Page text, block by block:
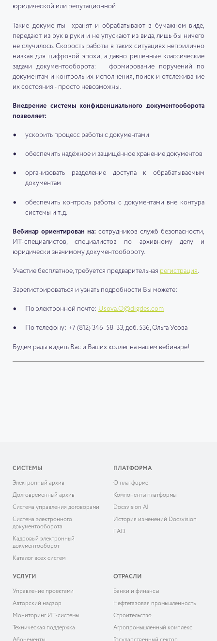
юридической или репутационной.
Такие документы хранят и обрабатывают в бумажном виде,
передают из рук в руки и не упускают из вида, лишь бы ничего
не случилось. Скорость работы в таких ситуациях неприлично
низкая для цифровой эпохи, а давно решенные классические
задачи документооборота: формирование поручений по
документам и контроль их исполнения, поиск и отслеживание
их состояния - просто невозможны.
Внедрение системы конфиденциального документооборота
позволяет:
ускорить процесс работы с документами
обеспечить надёжное и защищённое хранение документов
организовать разделение доступа к обрабатываемым
документам
обеспечить контроль работы с документами вне контура
системы и т.д.
Вебинар ориентирован на: сотрудников служб безопасности,
ИТ-специалистов, специалистов по архивному делу и
юридически значимому документообороту.
Участие бесплатное, требуется предварительная регистрация.
Зарегистрироваться и узнать подробности Вы можете:
По электронной почте: Usova.O@digdes.com
По телефону: +7 (812) 346-58-33, доб. 536, Ольга Усова
Будем рады видеть Вас и Ваших коллег на нашем вебинаре!
СИСТЕМЫ
Электронный архив
Долговременный архив
Система управления договорами
Система электронного
документооборота
Кадровый электронный
документооборот
Каталог всех систем
ПЛАТФОРМА
О платформе
Компоненты платформы
Docsvision AI
История изменений Docsvision
FAQ
УСЛУГИ
Управление проектами
Авторский надзор
Мониторинг ИТ-системы
Техническая поддержка
ОТРАСЛИ
Банки и финансы
Нефтегазовая промышленность
Строительство
Агропромышленный комплекс